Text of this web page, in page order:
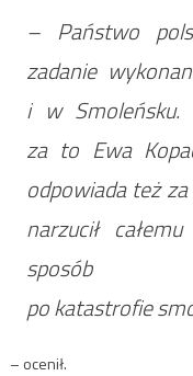
– Państwo
zadanie
i w Smoleńsku.
za to Ewa
odpowiada też
narzucił
sposób
po katastrofie
– ocenił.